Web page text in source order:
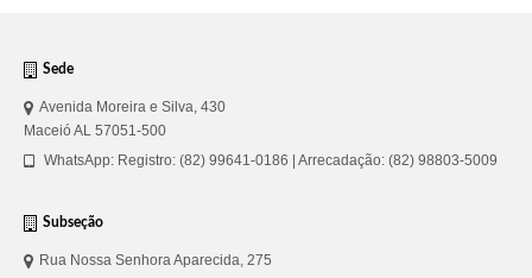
Sede
Avenida Moreira e Silva, 430
Maceió AL 57051-500
WhatsApp: Registro: (82) 99641-0186 | Arrecadação: (82) 98803-5009
Subseção
Rua Nossa Senhora Aparecida, 275